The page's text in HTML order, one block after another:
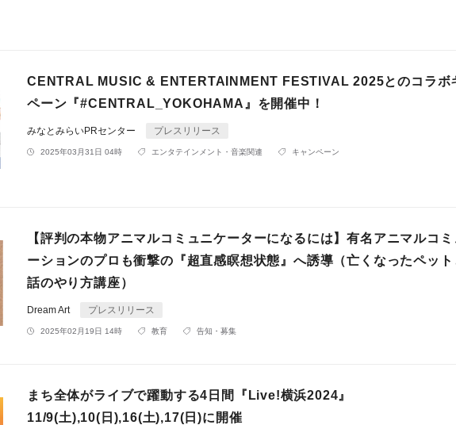
CENTRAL MUSIC & ENTERTAINMENT FESTIVAL 2025とのコラボ
ペーン『#CENTRAL_YOKOHAMA』を開催中！
みなとみらいPRセンター プレスリリース
2025年03月31日 04時 エンタテインメント・音楽関連 キャンペーン
【評判の本物アニマルコミュニケーターになるには】有名アニマルコ
ーションのプロも衝撃の『超直感瞑想状態』へ誘導（亡くなったペッ
話のやり方講座）
Dream Art プレスリリース
2025年02月19日 14時 教育 告知・募集
まち全体がライブで躍動する4日間『Live!横浜2024』
11/9(土),10(日),16(土),17(日)に開催